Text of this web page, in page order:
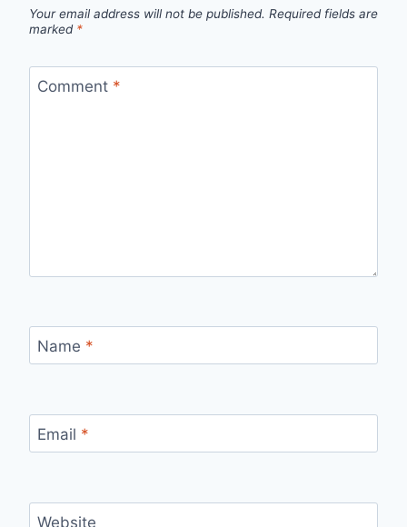
Your email address will not be published. Required fields are
marked *
Comment *
Name *
Email *
Website